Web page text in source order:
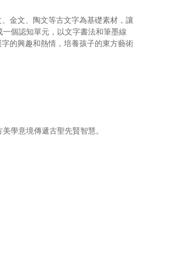
金文、陶文等古文字為基礎素材，讓
個認知單元，以文字書法和筆墨線
的興趣和熱情，培養孩子的東方藝術
學意境傳遞古聖先賢智慧。